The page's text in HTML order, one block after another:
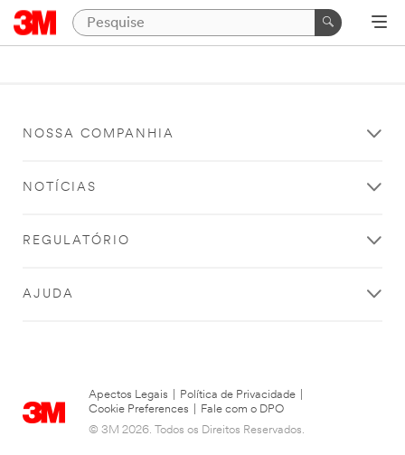
NOSSA COMPANHIA
NOTÍCIAS
REGULATÓRIO
AJUDA
Apectos Legais Política de Privacidade
Cookie Preferences
Fale com o DPO
© 3M 2026. Todos os Direitos Reservados.